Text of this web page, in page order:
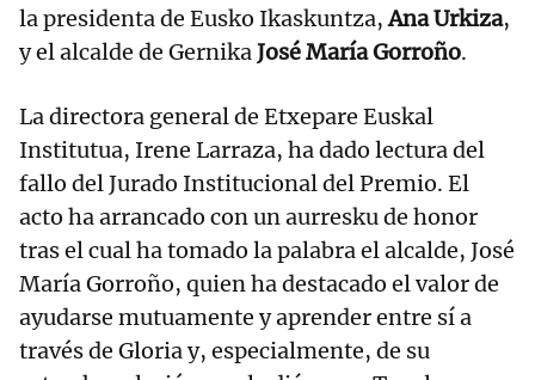
la presidenta de Eusko Ikaskuntza,Ana Urkiza,
y el alcalde de GernikaJosé María Gorroño.
La directora general de Etxepare Euskal
Institutua, Irene Larraza, ha dado lectura del
fallo del Jurado Institucional del Premio. El
acto ha arrancado con un aurresku de honor
tras el cual ha tomado la palabra el alcalde, José
María Gorroño, quien ha destacado el valor de
ayudarse mutuamente y aprender entre sí a
través de Gloria y, especialmente, de su